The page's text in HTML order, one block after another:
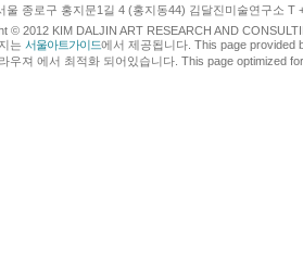
울 종로구 홍지문1길 4 (홍지동44) 김달진미술연구소 T
© 2012 KIM DALJIN ART RESEARCH AND
는 서울아트가이드에서 제공됩니다. This page provided
우져 에서 최적화 되어있습니다. This page optimized